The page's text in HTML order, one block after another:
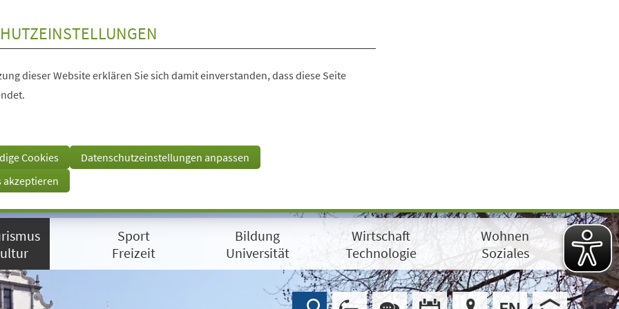
dieser Website erklären Sie sich damit einverstanden, dass diese Seite
Cookies
Datenschutzeinstellungen anpassen
akzeptieren
Sport
Freizeit
Bildung
Universität
Wirtschaft
Technologie
Wohnen
Soziales